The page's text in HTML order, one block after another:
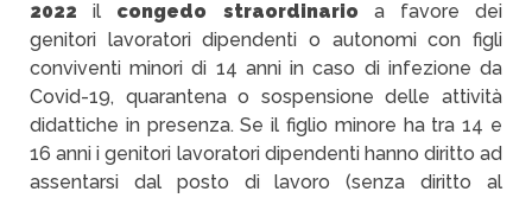
2022 il congedo straordinario a favore dei
genitori lavoratori dipendenti o autonomi con figli
conviventi minori di 14 anni in caso di infezione da
Covid-19, quarantena o sospensione delle attività
didattiche in presenza. Se il figlio minore ha tra 14 e
16 anni i genitori lavoratori dipendenti hanno diritto ad
assentarsi dal posto di lavoro (senza diritto al